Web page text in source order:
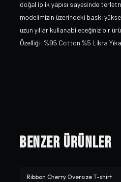
doğal iplik yapısı sayesinde
modelimizin üzerindeki baskı
uzun yıllar kullanabileceğiniz bir
Özelliği: %95 Cotton %5 Likra
Benzer Ürünler
-%10
Ribbon Cherry Oversize T-shirt